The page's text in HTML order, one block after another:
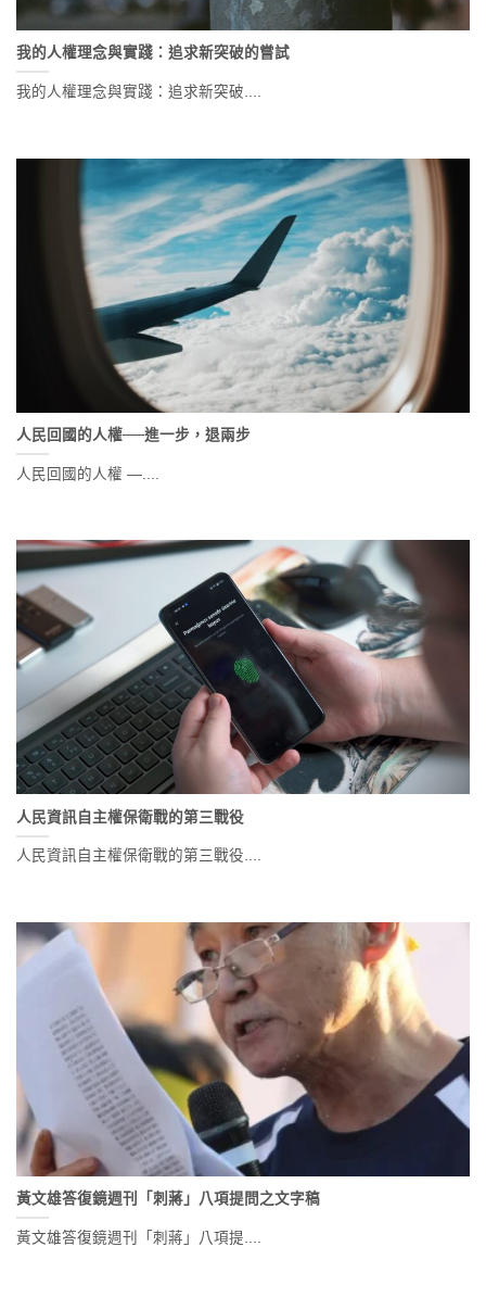
我的人權理念與實踐：追求新突破的嘗試
我的人權理念與實踐：追求新突破....
人民回國的人權──進一步，退兩步
人民回國的人權 —....
人民資訊自主權保衛戰的第三戰役
人民資訊自主權保衛戰的第三戰役....
黃文雄答復鏡週刊「刺蔣」八項提問之文字稿
黃文雄答復鏡週刊「刺蔣」八項提....